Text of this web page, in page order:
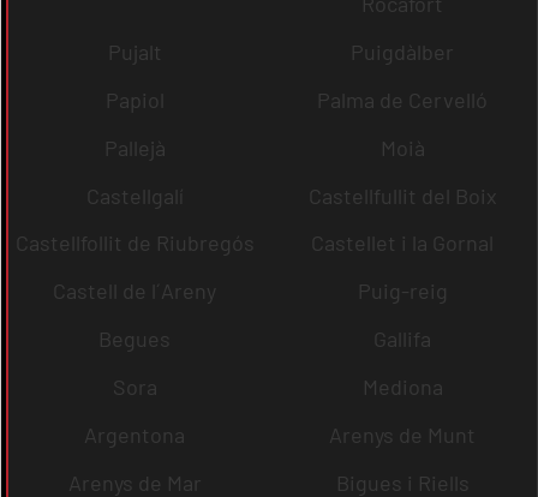
Pujalt
Puigdàlber
Papiol
Palma de Cervelló
Pallejà
Moià
Castellgalí
Castellfullit del Boix
Castellfollit de Riubregós
Castellet i la Gornal
Castell de l´Areny
Puig-reig
Begues
Gallifa
Sora
Mediona
Argentona
Arenys de Munt
Arenys de Mar
Bigues i Riells